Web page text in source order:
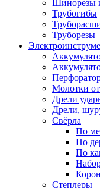
Шинорезы
Трубогибы
Труборезы
Молотки
Дрели
Дрели,
Свёрла
По
По
По
Степлеры